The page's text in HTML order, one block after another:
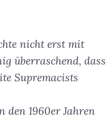
nicht erst mit
überraschend, dass
Supremacists
den 1960er Jahren